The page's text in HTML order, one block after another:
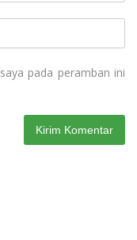
pada peramban ini